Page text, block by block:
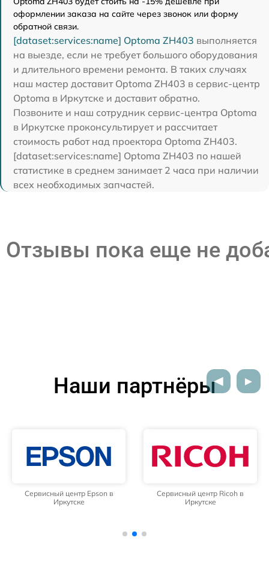
оформлении заказа на сайте через звонок или форму
обратной связи.
[dataset:services:name] Optoma ZH403 выполняется
на выезде, если не требует большого оборудования
и длительного времени ремонта. В таких случаях
наш мастер доставит Optoma ZH403 в сервис-центр
Optoma в Иркутске и доставит обратно.
Позвоните и наш сотрудник сервис-центра Optoma
в Иркутске проконсультирует и рассчитает
стоимость работ над проектора Optoma ZH403.
[dataset:services:name] Optoma ZH403 по нашей
статистике в среднем занимает 2 часа при наличии
всех необходимых запчастей.
Отзывы пока еще не
Наши партнёры
Сервисный центр Epson в
Иркутске
Сервисный центр Ricoh в
Иркутске